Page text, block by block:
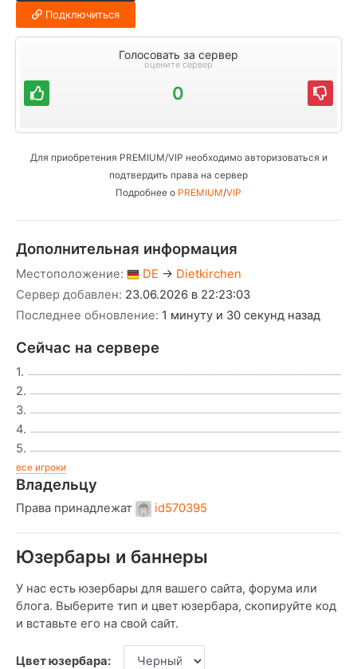
Подключиться
Голосовать за сервер
оцените сервер
0
Для приобретения PREMIUM/VIP необходимо авторизоваться и
подтвердить права на сервер
Подробнее о PREMIUM/VIP
Дополнительная информация
Местоположение: DE → Dietkirchen
Сервер добавлен: 23.06.2026 в 22:23:03
Последнее обновление: 1 минуту и 30 секунд назад
Сейчас на сервере
1.
2.
3.
4.
5.
все игроки
Владельцу
Права принадлежат id570395
Юзербары и баннеры
У нас есть юзербары для вашего сайта, форума или
блога. Выберите тип и цвет юзербара, скопируйте код
и вставьте его на свой сайт.
Цвет юзербара: